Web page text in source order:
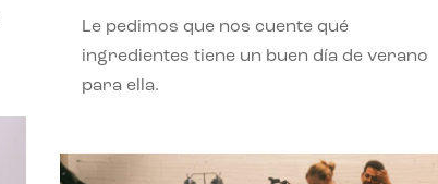
Le pedimos que nos cuente qué
ingredientes tiene un buen día de verano
para ella.